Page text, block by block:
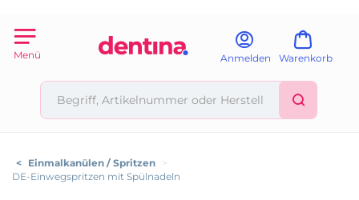
Menü Anmelden Warenkorb
< Einmalkanülen / Spritzen >
DE-Einwegspritzen mit Spülnadeln